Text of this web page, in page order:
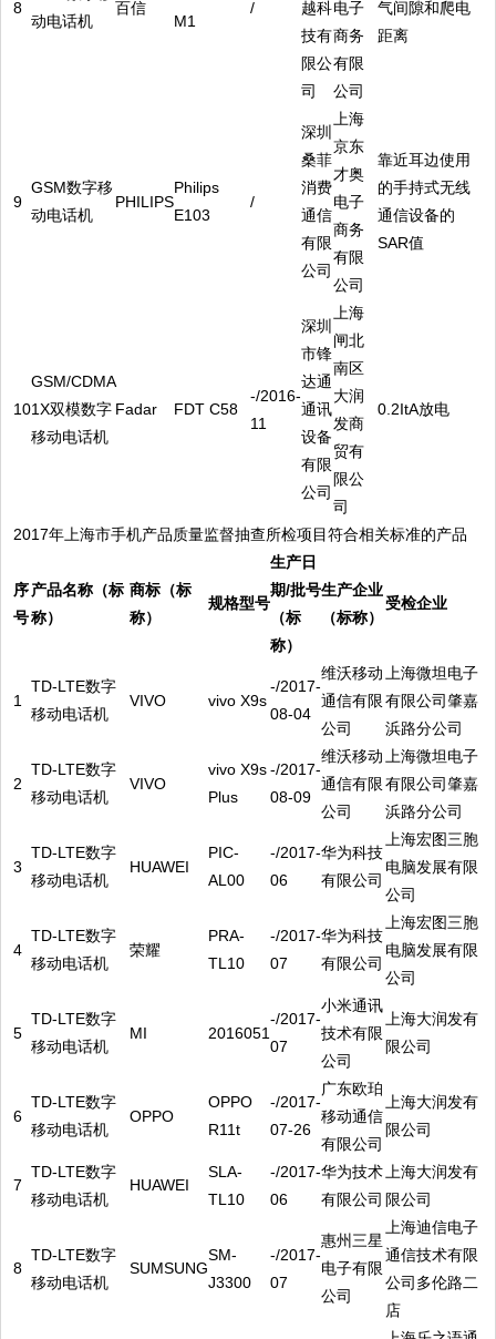
8
动电话机
百信
M1
/
越科
技有
限公
司
电子
商务
有限
公司
气间隙和爬电
距离
9
GSM数字移
动电话机
PHILIPS
Philips
E103
/
深圳
桑菲
消费
通信
有限
公司
上海
京东
才奥
电子
商务
有限
公司
靠近耳边使用
的手持式无线
通信设备的
SAR值
10
GSM/CDMA
1X双模数字
移动电话机
Fadar FDT C58
-/2016-
11
深圳
市锋
达通
通讯
设备
有限
公司
上海
闸北
南区
大润
发商
贸有
限公
司
0.2ItA放电
2017年上海市手机产品质量监督抽查所检项目符合相关标准的产品
序
号
产品名称（标
称）
商标（标
称）
规格型号
生产日
期/批号
（标
称）
生产企业
（标称）
受检企业
1
TD-LTE数字
移动电话机
VIVO vivo X9s
-/2017-
08-04
维沃移动
通信有限
公司
上海微坦电子
有限公司肇嘉
浜路分公司
2
TD-LTE数字
移动电话机
VIVO
vivo X9s
Plus
-/2017-
08-09
维沃移动
通信有限
公司
上海微坦电子
有限公司肇嘉
浜路分公司
3
TD-LTE数字
移动电话机
HUAWEI
PIC-
AL00
-/2017-
06
华为科技
有限公司
上海宏图三胞
电脑发展有限
公司
4
TD-LTE数字
移动电话机
荣耀
PRA-
TL10
-/2017-
07
华为科技
有限公司
上海宏图三胞
电脑发展有限
公司
5
TD-LTE数字
移动电话机
MI 2016051
-/2017-
07
小米通讯
技术有限
公司
上海大润发有
限公司
6
TD-LTE数字
移动电话机
OPPO
OPPO
R11t
-/2017-
07-26
广东欧珀
移动通信
有限公司
上海大润发有
限公司
7
TD-LTE数字
移动电话机
HUAWEI
SLA-
TL10
-/2017-
06
华为技术
有限公司
上海大润发有
限公司
8
TD-LTE数字
移动电话机
SUMSUNG
SM-
J3300
-/2017-
07
惠州三星
电子有限
公司
上海迪信电子
通信技术有限
公司多伦路二
店